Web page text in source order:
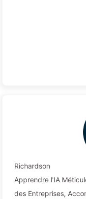
Richardson
Apprendre l'IA
des Entreprises,